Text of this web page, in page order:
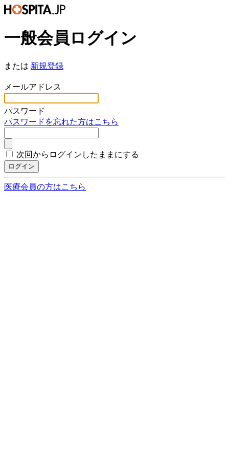
一般会員ログイン
または 新規登録
メールアドレス
パスワード
パスワードを忘れた方はこちら
次回からログインしたままにする
ログイン
医療会員の方はこちら